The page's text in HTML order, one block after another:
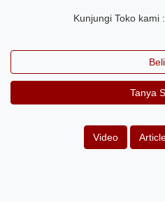
Kunjungi Toko kami :
Beli
Tanya
Video